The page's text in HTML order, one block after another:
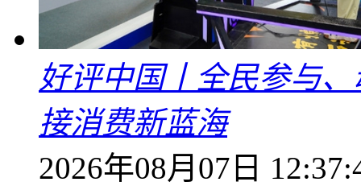
好评中国丨全民参与
接消费新蓝海
2026年08月07日